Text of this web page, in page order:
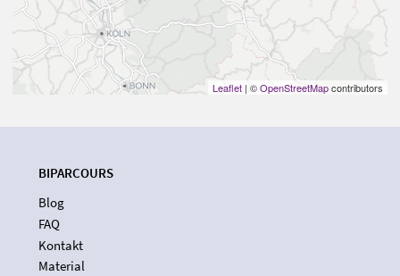
Leaflet | ©OpenStreetMapcontributors
BIPARCOURS
Blog
FAQ
Kontakt
Material